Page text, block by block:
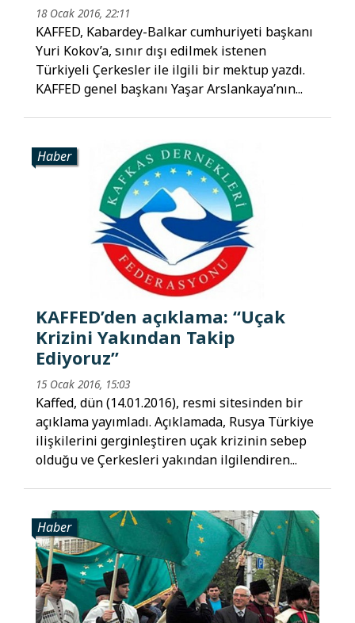
18 Ocak 2016, 22:11
KAFFED, Kabardey-Balkar cumhuriyeti başkanı
Yuri Kokov’a, sınır dışı edilmek istenen
Türkiyeli Çerkesler ile ilgili bir mektup yazdı.
KAFFED genel başkanı Yaşar Arslankaya’nın...
Haber
KAFFED’den açıklama: “Uçak
Krizini Yakından Takip
Ediyoruz”
15 Ocak 2016, 15:03
Kaffed, dün (14.01.2016), resmi sitesinden bir
açıklama yayımladı. Açıklamada, Rusya Türkiye
ilişkilerini gerginleştiren uçak krizinin sebep
olduğu ve Çerkesleri yakından ilgilendiren...
Haber